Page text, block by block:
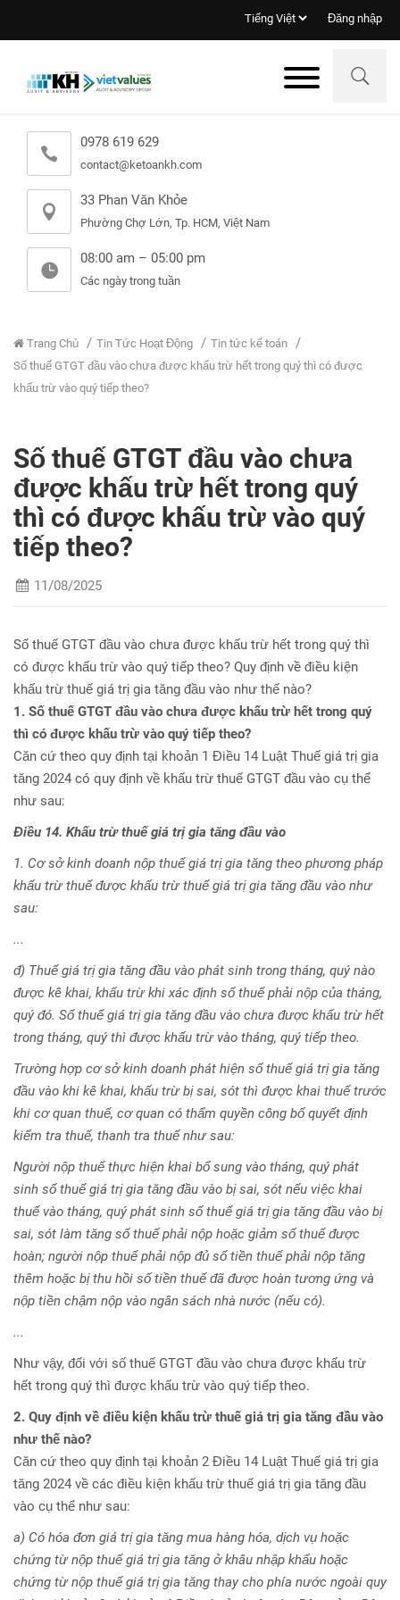
Đăng nhập
0978 619 629
contact@ketoankh.com
33 Phan Văn Khỏe
Phường Chợ Lớn, Tp. HCM, Việt Nam
08:00 am – 05:00 pm
Các ngày trong tuần
Trang Chủ Tin Tức Hoạt Động
Tin tức kế toán
Số thuế GTGT đầu vào chưa được khấu trừ hết trong quý thì có được
khấu trừ vào quý tiếp theo?
Số thuế GTGT đầu vào chưa
được khấu trừ hết trong quý
thì có được khấu trừ vào quý
tiếp theo?
11/08/2025
Số thuế GTGT đầu vào chưa được khấu trừ hết trong quý thì
có được khấu trừ vào quý tiếp theo? Quy định về điều kiện
khấu trừ thuế giá trị gia tăng đầu vào như thế nào?
1. Số thuế GTGT đầu vào chưa được khấu trừ hết trong quý
thì có được khấu trừ vào quý tiếp theo?
Căn cứ theo quy định tại khoản 1 Điều 14 Luật Thuế giá trị gia
tăng 2024 có quy định về khấu trừ thuế GTGT đầu vào cụ thể
như sau:
Điều 14. Khấu trừ thuế giá trị gia tăng đầu vào
1. Cơ sở kinh doanh nộp thuế giá trị gia tăng theo phương pháp
khấu trừ thuế được khấu trừ thuế giá trị gia tăng đầu vào như
sau:
...
đ) Thuế giá trị gia tăng đầu vào phát sinh trong tháng, quý nào
được kê khai, khấu trừ khi xác định số thuế phải nộp của tháng,
quý đó. Số thuế giá trị gia tăng đầu vào chưa được khấu trừ hết
trong tháng, quý thì được khấu trừ vào tháng, quý tiếp theo.
Trường hợp cơ sở kinh doanh phát hiện số thuế giá trị gia tăng
đầu vào khi kê khai, khấu trừ bị sai, sót thì được khai thuế trước
khi cơ quan thuế, cơ quan có thẩm quyền công bố quyết định
kiểm tra thuế, thanh tra thuế như sau:
Người nộp thuế thực hiện khai bổ sung vào tháng, quý phát
sinh số thuế giá trị gia tăng đầu vào bị sai, sót nếu việc khai
thuế vào tháng, quý phát sinh số thuế giá trị gia tăng đầu vào bị
sai, sót làm tăng số thuế phải nộp hoặc giảm số thuế được
hoàn; người nộp thuế phải nộp đủ số tiền thuế phải nộp tăng
thêm hoặc bị thu hồi số tiền thuế đã được hoàn tương ứng và
nộp tiền chậm nộp vào ngân sách nhà nước (nếu có).
...
Như vậy, đối với số thuế GTGT đầu vào chưa được khấu trừ
hết trong quý thì được khấu trừ vào quý tiếp theo.
2. Quy định về điều kiện khấu trừ thuế giá trị gia tăng đầu vào
như thế nào?
Căn cứ theo quy định tại khoản 2 Điều 14 Luật Thuế giá trị gia
tăng 2024 về các điều kiện khấu trừ thuế giá trị gia tăng đầu
vào cụ thể như sau:
a) Có hóa đơn giá trị gia tăng mua hàng hóa, dịch vụ hoặc
chứng từ nộp thuế giá trị gia tăng ở khâu nhập khẩu hoặc
chứng từ nộp thuế giá trị gia tăng thay cho phía nước ngoài quy